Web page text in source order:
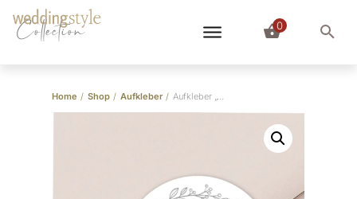
Collection 0
Home / Shop / Aufkleber / Aufkleber „Vintage Blumenkranz”